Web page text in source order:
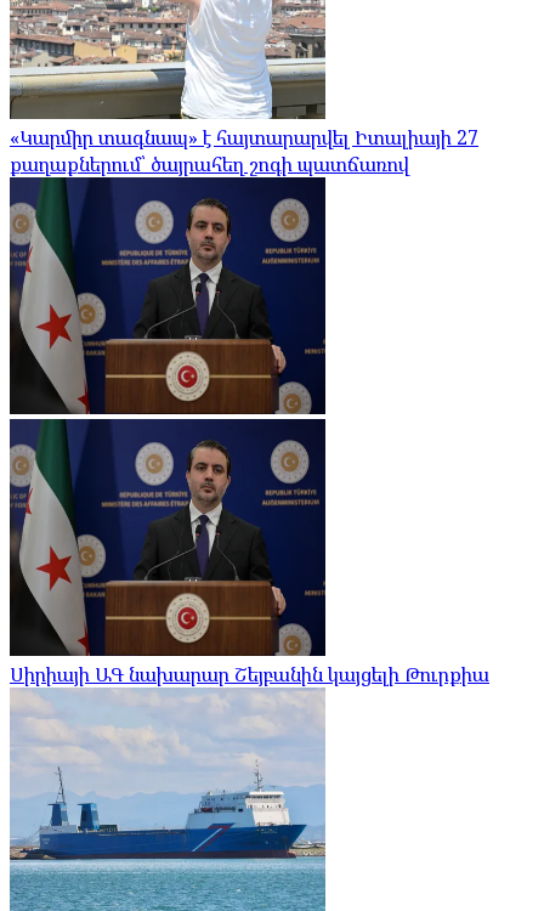
«Կարմիր տագնապ» է հայտարարվել Իտալիայի 27
քաղաքներում՝ ծայրահեղ շոգի պատճառով
Սիրիայի ԱԳ նախարար Շեյբանին կայցելի Թուրքիա